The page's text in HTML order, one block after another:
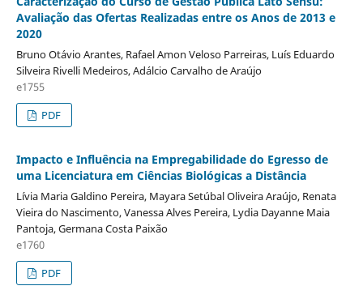
Avaliação das Ofertas Realizadas entre os Anos de 2013 e
2020
Bruno Otávio Arantes, Rafael Amon Veloso Parreiras, Luí­s Eduardo
Silveira Rivelli Medeiros, Adálcio Carvalho de Araújo
e1755
PDF
Impacto e Influência na Empregabilidade do Egresso de
uma Licenciatura em Ciências Biológicas a Distância
Lí­via Maria Galdino Pereira, Mayara Setúbal Oliveira Araújo, Renata
Vieira do Nascimento, Vanessa Alves Pereira, Lydia Dayanne Maia
Pantoja, Germana Costa Paixão
e1760
PDF